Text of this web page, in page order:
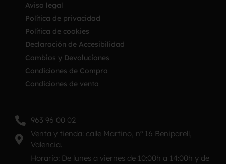
Aviso legal
Política de privacidad
Política de cookies
Declaración de Accesibilidad
Cambios y Devoluciones
Condiciones de Compra
Condiciones de venta
963 96 00 02
Venta y tienda: calle Martino, nº 16 Beniparell,
Valencia.
Horario: De lunes a viernes de 10:00h a 14:00h y de